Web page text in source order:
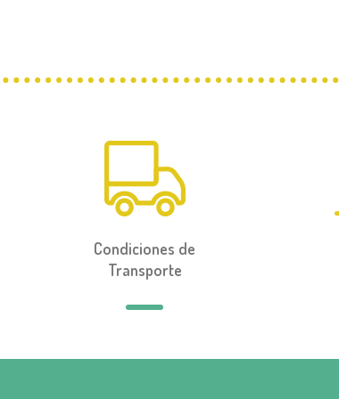
Condiciones de
Transporte